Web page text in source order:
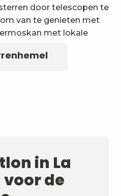
door telescopen te
van te genieten met
met lokale
in La
voor de